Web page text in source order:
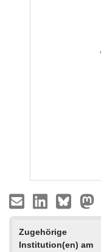
Zugehörige
Institution(en) am